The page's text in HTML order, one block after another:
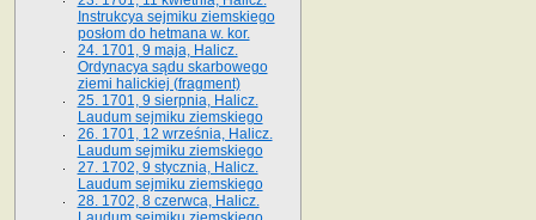
Instrukcya sejmiku ziemskiego
posłom do hetmana w. kor.
24. 1701, 9 maja, Halicz.
Ordynacya sądu skarbowego
ziemi halickiej (fragment)
25. 1701, 9 sierpnia, Halicz.
Laudum sejmiku ziemskiego
26. 1701, 12 września, Halicz.
Laudum sejmiku ziemskiego
27. 1702, 9 stycznia, Halicz.
Laudum sejmiku ziemskiego
28. 1702, 8 czerwca, Halicz.